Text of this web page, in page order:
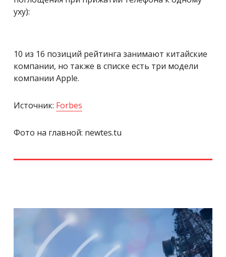
уху):
10 из 16 позиций рейтинга занимают китайские
компании, но также в списке есть три модели
компании Apple.
Источник: Forbes
Фото на главной: newtes.tu